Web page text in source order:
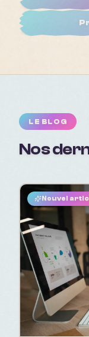
LE BLOG
Nos
Nouvel